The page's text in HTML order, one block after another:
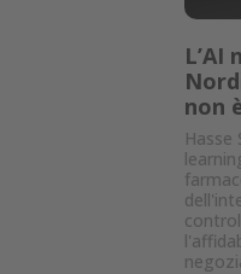
L’AI
non
Hasse